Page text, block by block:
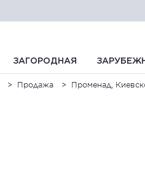
ЗАГОРОДНАЯ
Продажа Променад,